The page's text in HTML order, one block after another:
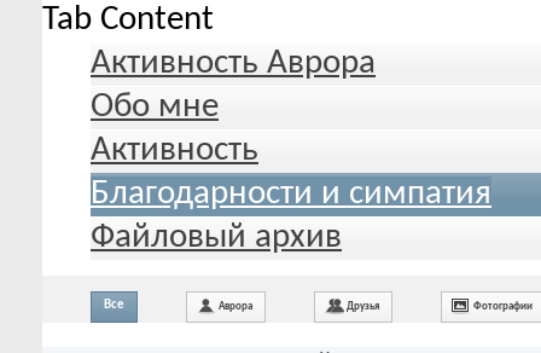
Tab Content
Активность Аврора
Обо мне
Активность
Благодарности и симпатия
Файловый архив
Все Аврора Друзья Фотографии